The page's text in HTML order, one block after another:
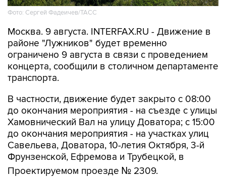
Фото: Сергей Фадеичев/ТАСС
Москва. 9 августа. INTERFAX.RU - Движение в
районе "Лужников" будет временно
ограничено 9 августа в связи с проведением
концерта, сообщили в столичном департаменте
транспорта.
В частности, движение будет закрыто с 08:00
до окончания мероприятия - на съезде с улицы
Хамовнический Вал на улицу Доватора; с 15:00
до окончания мероприятия - на участках улиц
Савельева, Доватора, 10-летия Октября, 3-й
Фрунзенской, Ефремова и Трубецкой, в
Проектируемом проезде № 2309.